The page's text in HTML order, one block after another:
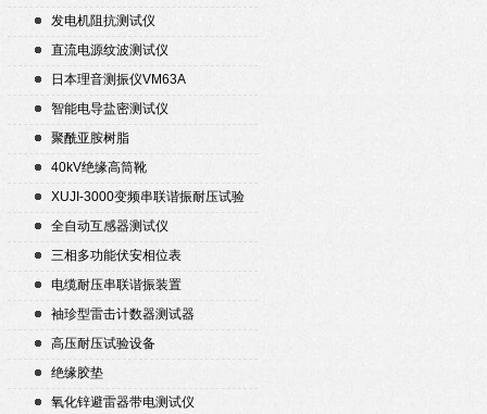
发电机阻抗测试仪
直流电源纹波测试仪
日本理音测振仪VM63A
智能电导盐密测试仪
聚酰亚胺树脂
40kV绝缘高筒靴
XUJI-3000变频串联谐振耐压试验
装置
全自动互感器测试仪
三相多功能伏安相位表
电缆耐压串联谐振装置
袖珍型雷击计数器测试器
高压耐压试验设备
绝缘胶垫
氧化锌避雷器带电测试仪